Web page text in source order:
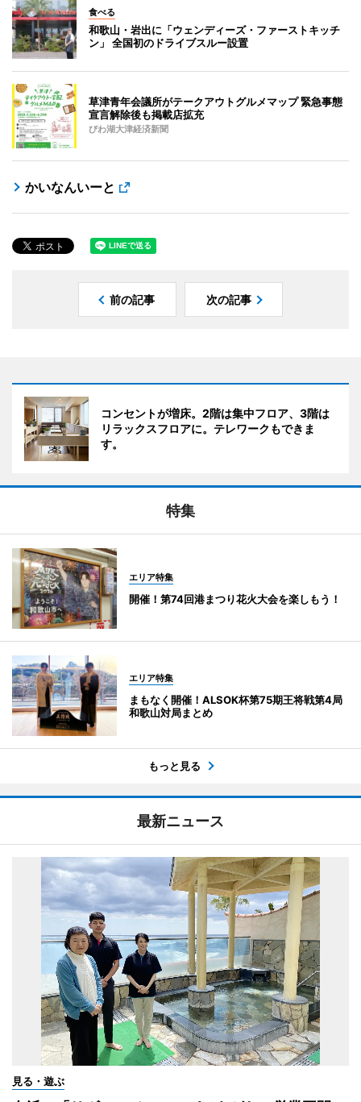
食べる
和歌山・岩出に「ウェンディーズ・ファーストキッチ
ン」 全国初のドライブスルー設置
草津青年会議所がテークアウトグルメマップ 緊急事態
宣言解除後も掲載店拡充
びわ湖大津経済新聞
かいなんいーと
前の記事 次の記事
コンセントが増床。2階は集中フロア、3階は
リラックスフロアに。テレワークもできま
す。
特集
エリア特集
開催！第74回港まつり花火大会を楽しもう！
エリア特集
まもなく開催！ALSOK杯第75期王将戦第4局
和歌山対局まとめ
もっと見る
最新ニュース
見る・遊ぶ